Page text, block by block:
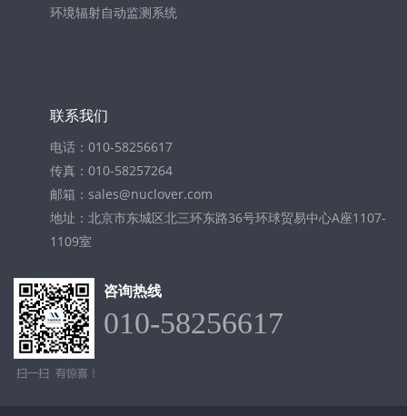
环境辐射自动监测系统
联系我们
电话：010-58256617
传真：010-58257264
邮箱：sales@nuclover.com
地址：北京市东城区北三环东路36号环球贸易中心A座1107-
1109室
咨询热线
010-58256617